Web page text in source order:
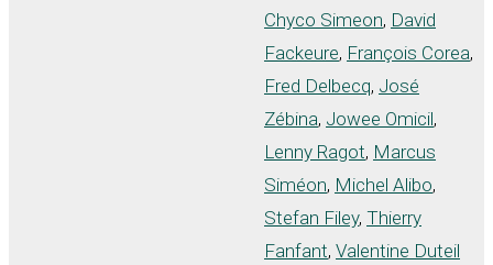
Chyco Simeon, David
Fackeure, François Corea,
Fred Delbecq, José
Zébina, Jowee Omicil,
Lenny Ragot, Marcus
Siméon, Michel Alibo,
Stefan Filey,Thierry
Fanfant,Valentine Duteil